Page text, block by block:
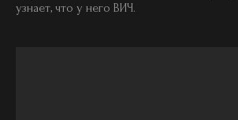
узнает, что у него ВИЧ.